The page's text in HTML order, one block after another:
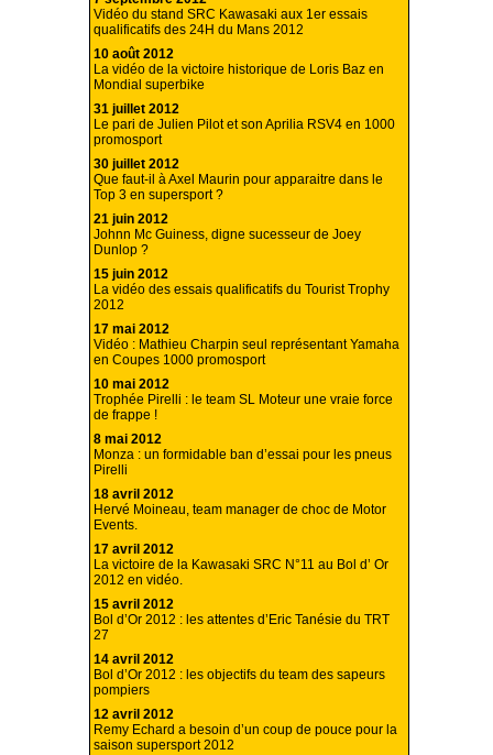
Vidéo du stand SRC Kawasaki aux 1er essais
qualificatifs des 24H du Mans 2012
10 août 2012
La vidéo de la victoire historique de Loris Baz en
Mondial superbike
31 juillet 2012
Le pari de Julien Pilot et son Aprilia RSV4 en 1000
promosport
30 juillet 2012
Que faut-il à Axel Maurin pour apparaitre dans le
Top 3 en supersport ?
21 juin 2012
Johnn Mc Guiness, digne sucesseur de Joey
Dunlop ?
15 juin 2012
La vidéo des essais qualificatifs du Tourist Trophy
2012
17 mai 2012
Vidéo : Mathieu Charpin seul représentant Yamaha
en Coupes 1000 promosport
10 mai 2012
Trophée Pirelli : le team SL Moteur une vraie force
de frappe !
8 mai 2012
Monza : un formidable ban d’essai pour les pneus
Pirelli
18 avril 2012
Hervé Moineau, team manager de choc de Motor
Events.
17 avril 2012
La victoire de la Kawasaki SRC N°11 au Bol d’ Or
2012 en vidéo.
15 avril 2012
Bol d’Or 2012 : les attentes d’Eric Tanésie du TRT
27
14 avril 2012
Bol d’Or 2012 : les objectifs du team des sapeurs
pompiers
12 avril 2012
Remy Echard a besoin d’un coup de pouce pour la
saison supersport 2012